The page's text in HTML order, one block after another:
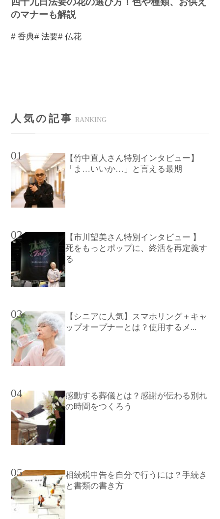
のマナーも解説
# 香典# 法要# 仏花
人気の記事 RANKING
01
【竹中直人さん特別インタビュー】
「ま…いいか…」と言える最期
02
【市川望美さん特別インタビュー 】
死をもっとポップに、終活を再定義す
る
03
【シニアに人気】スマホリング＋キャ
ップオープナーとは？使用するメ...
04
感動する葬儀とは？感謝が伝わる別れ
の時間をつくろう
05
相続税申告を自分で行うには？手続き
と書類の書き方